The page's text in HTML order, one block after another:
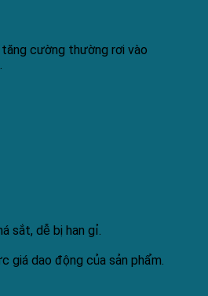
cường thường rơi vào
sắt, dễ bị han gỉ.
giá dao động của sản phẩm.